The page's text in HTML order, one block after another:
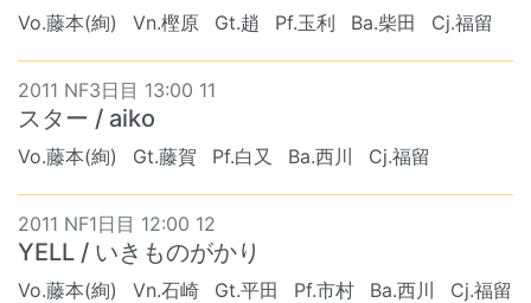
Vo.藤本(絢) Vn.樫原 Gt.趙 Pf.玉利 Ba.柴田 Cj.福留
2011 NF3日目 13:00 11
スター / aiko
Vo.藤本(絢) Gt.藤賀 Pf.白又 Ba.西川 Cj.福留
2011 NF1日目 12:00 12
YELL / いきものがかり
Vo.藤本(絢) Vn.石崎 Gt.平田 Pf.市村 Ba.西川 Cj.福留